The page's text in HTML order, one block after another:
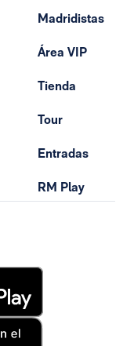
Madridistas
Área VIP
Tienda
Tour
Entradas
RM Play